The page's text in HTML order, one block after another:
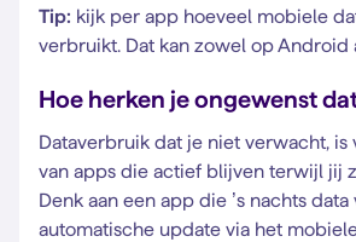
Tip: kijk per app hoeveel mobiele
verbruikt. Dat kan zowel op Android
Hoe herken je ongewenst
Dataverbruik dat je niet verwacht, is
van apps die actief blijven terwijl jij
Denk aan een app die ’s nachts
automatische update via het